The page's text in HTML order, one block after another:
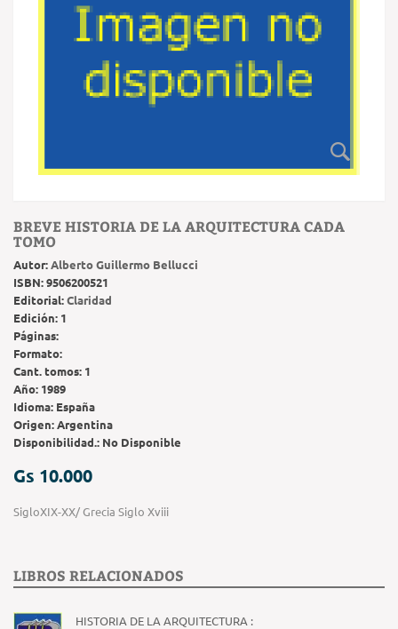
BREVE HISTORIA DE LA ARQUITECTURA CADA
TOMO
Autor:Alberto Guillermo Bellucci
ISBN:9506200521
Editorial:Claridad
Edición: 1
Páginas:
Formato:
Cant. tomos: 1
Año: 1989
Idioma: España
Origen:Argentina
Disponibilidad.: No Disponible
Gs 10.000
SigloXIX-XX/ Grecia Siglo Xviii
LIBROS RELACIONADOS
HISTORIA DE LA ARQUITECTURA :